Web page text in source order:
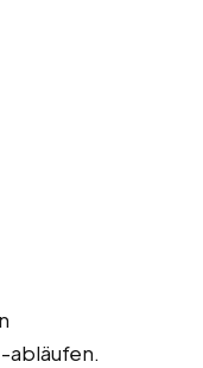
abläufen.